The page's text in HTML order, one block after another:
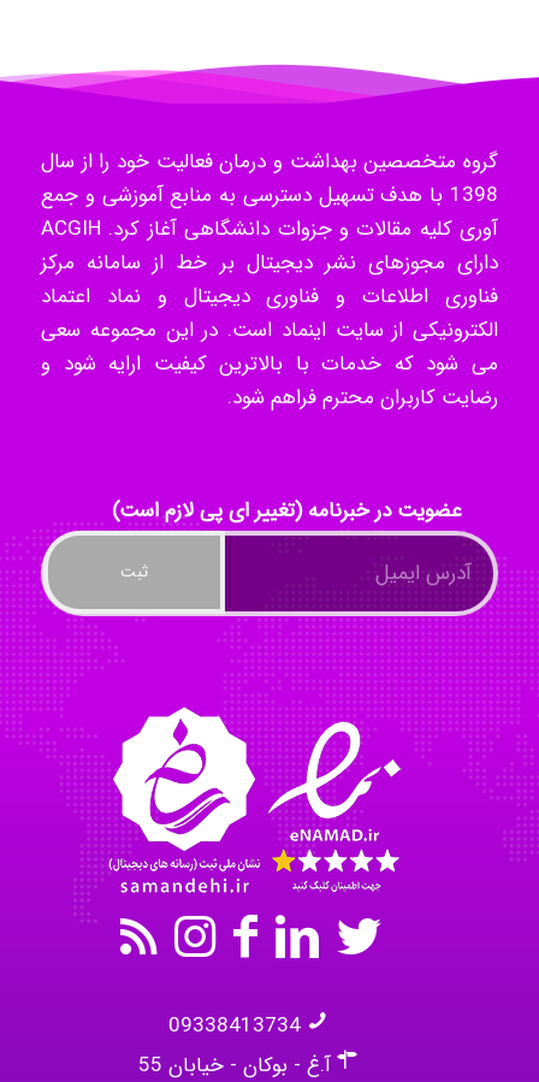
Hossein Znd
k.aryan
ilhan200
Mohammad
Tavan
akhtar shahsavandi
kimiya zirakpoor
گروه متخصصین بهداشت و درمان فعالیت خود را از سال
1398 با هدف تسهیل دسترسی به منابع آموزشی و جمع
آوری کلیه مقالات و جزوات دانشگاهی آغاز کرد. ACGIH
دارای مجوزهای نشر دیجیتال بر خط از سامانه مرکز
فناوری اطلاعات و فناوری دیجیتال و نماد اعتماد
الکترونیکی از سایت اینماد است. در این مجموعه سعی
می شود که خدمات با بالاترین کیفیت ارایه شود و
رضایت کاربران محترم فراهم شود.
عضویت در خبرنامه (تغییر ای پی لازم است)
09338413734
آ.غ - بوکان - خیابان 55